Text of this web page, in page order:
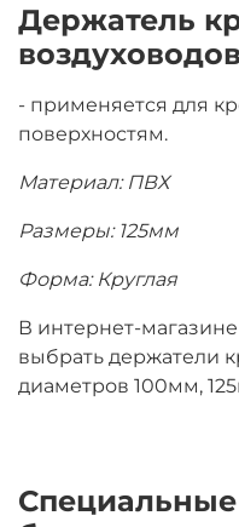
Держатель
- применяется для
поверхностям.
Материал: ПВХ
Размеры: 125мм
Форма: Круглая
В интернет-
выбрать держатели
диаметров 100мм,